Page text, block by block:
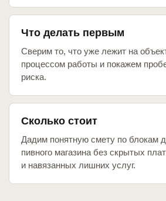
Что делать первым
Сверим то, что уже лежит на
процессом работы и покажем
риска.
Сколько стоит
Дадим понятную смету по блокам
пивного магазина без скрытых
и навязанных лишних услуг.